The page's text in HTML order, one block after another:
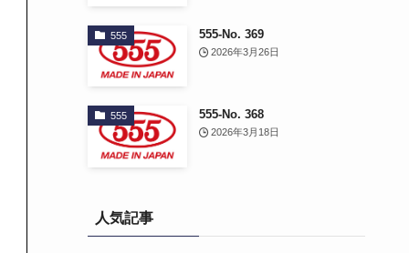
555 555-No. 369
2026年3月26日
555 555-No. 368
2026年3月18日
人気記事